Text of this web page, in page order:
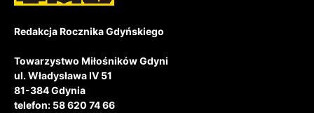
Redakcja Rocznika Gdyńskiego
Towarzystwo Miłośników Gdyni
ul. Władysława IV 51
81-384 Gdynia
telefon: 58 620 74 66